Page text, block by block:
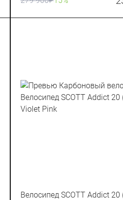
Велосипед SCOTT Addict 20